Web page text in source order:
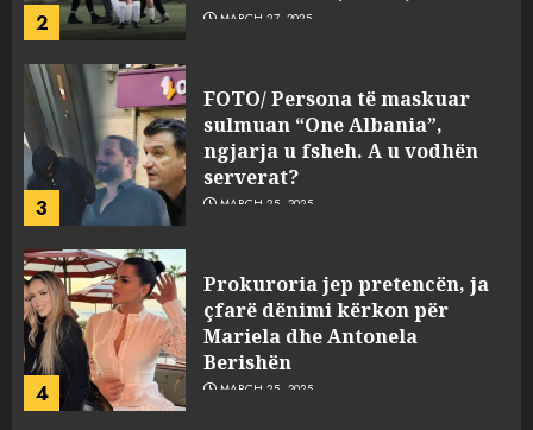
2 MARCH 27, 2025
3
FOTO/ Persona të maskuar
sulmuan “One Albania”,
ngjarja u fsheh. A u vodhën
serverat?
MARCH 25, 2025
4
Prokuroria jep pretencën, ja
çfarë dënimi kërkon për
Mariela dhe Antonela
Berishën
MARCH 25, 2025